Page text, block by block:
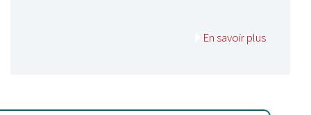
En savoir plus